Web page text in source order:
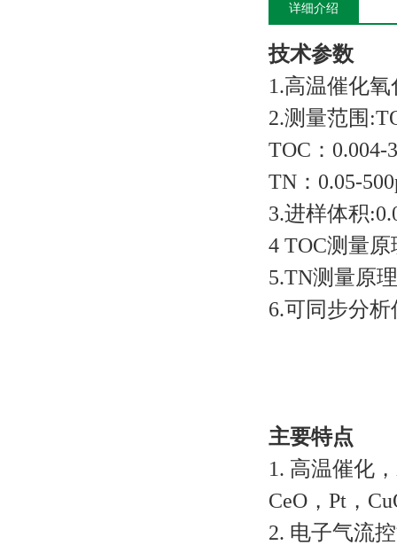
详细介绍
技术参数
1.高温催化
2.测量范围
TOC：0.004-
TN：0.05-
3.进样体积
4 TOC测量
5.TN测量原
6.可同步分
主要特点
1. 高温催化
CeO，Pt，
2. 电子气流